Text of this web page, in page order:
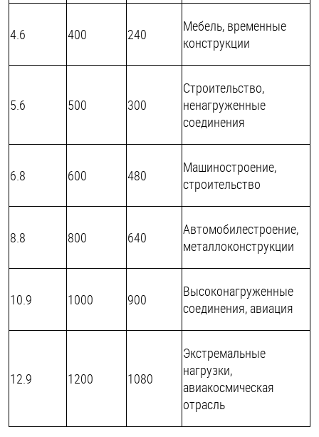
4.6 400 240
Мебель, временные
конструкции
5.6 500 300
Строительство,
ненагруженные
соединения
6.8 600 480
Машиностроение,
строительство
8.8 800 640
Автомобилестроение,
металлоконструкции
10.9 1000 900
Высоконагруженные
соединения, авиация
12.9 1200 1080
Экстремальные
нагрузки,
авиакосмическая
отрасль